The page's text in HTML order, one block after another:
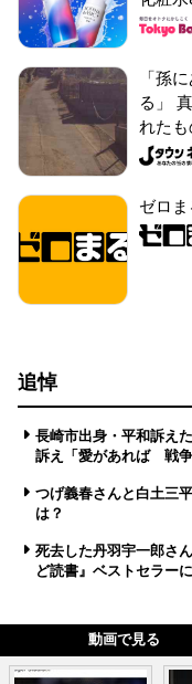
「孫
る」
れた
ゼロま
追悼
長崎市出身・平和訴え
訴え「愛があれば 戦争
つげ義春さんと白土三
は？
死去した丹羽宇一郎さ
ど読書』ベストセラーに
動画で見る